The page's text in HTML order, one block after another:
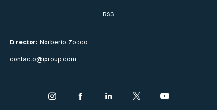
Director: Norberto Zocco
contacto@iproup.com
RSS